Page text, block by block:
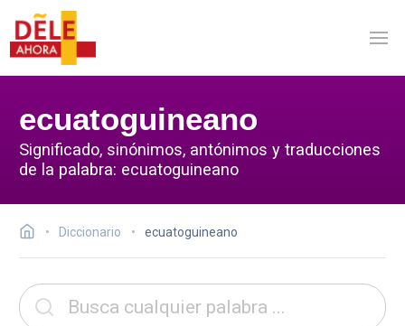
ecuatoguineano
Significado, sinónimos, antónimos y traducciones
de la palabra: ecuatoguineano
Diccionario ecuatoguineano